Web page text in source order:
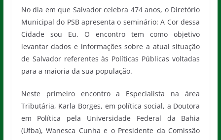
No dia em que Salvador celebra 474 anos, o Diretório
Municipal do PSB apresenta o seminário: A Cor dessa
Cidade sou Eu. O encontro tem como objetivo
levantar dados e informações sobre a atual situação
de Salvador referentes às Políticas Públicas voltadas
para a maioria da sua população.
Neste primeiro encontro a Especialista na área
Tributária, Karla Borges, em política social, a Doutora
em Política pela Universidade Federal da Bahia
(Ufba), Wanesca Cunha e o Presidente da Comissão